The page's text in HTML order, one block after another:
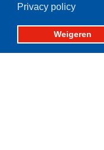
Privacy policy
Weigeren
Vissers voor
Op deze